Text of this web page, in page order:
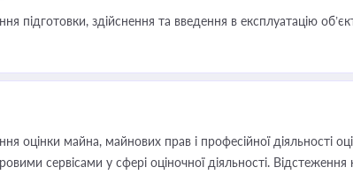
підготовки, здійснення та введення в експлуатацію
оцінки майна, майнових прав і професійної діяльності
сервісами у сфері оціночної діяльності.